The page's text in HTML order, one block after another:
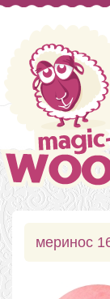
меринос